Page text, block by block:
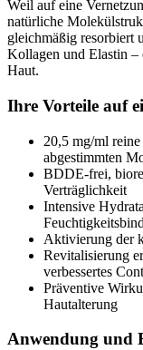
Weil auf eine
natürliche
gleichmäßig resorbiert
Kollagen und Elastin –
Haut.
Ihre Vorteile auf
20,5 mg/ml
abgestimmten
BDDE-frei,
Verträglichkeit
Intensive
Aktivierung der
Revitalisierung
verbessertes
Präventive
Hautalterung
Anwendung und